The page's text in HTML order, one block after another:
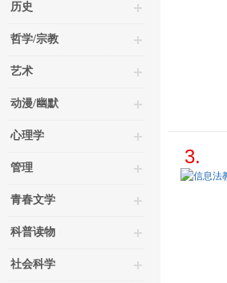
历史
哲学/宗教
艺术
动漫/幽默
心理学
管理
青春文学
科普读物
社会科学
3.